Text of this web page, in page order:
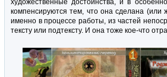
художественные достоинства, и в
компенсируются тем, что она сделана (или
именно в процессе работы, из частей
тексту или подтексту. И она тоже кое-что